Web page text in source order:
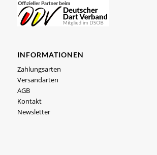
INFORMATIONEN
Zahlungsarten
Versandarten
AGB
Kontakt
Newsletter